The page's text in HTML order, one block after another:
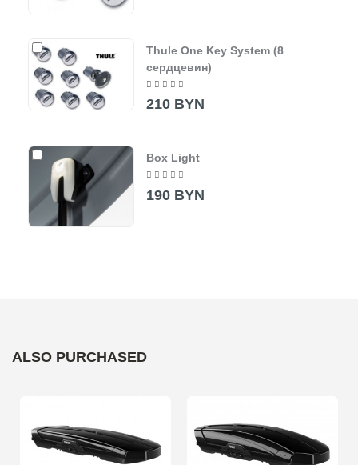
Thule One Key System (8
сердцевин)
210 BYN
Box Light
190 BYN
ALSO PURCHASED